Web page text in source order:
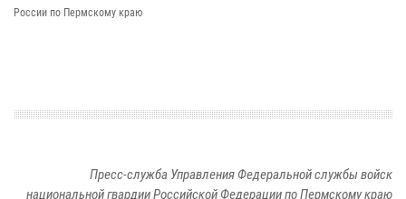
России по Пермскому краю
Пресс-служба Управления Федеральной службы войск
национальной гвардии Российской Федерации по Пермскому краю